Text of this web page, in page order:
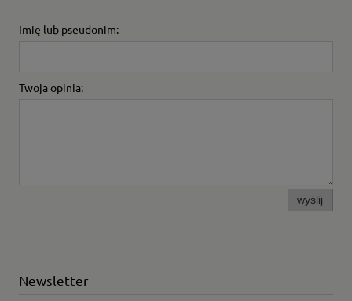
Imię lub pseudonim:
Twoja opinia:
wyślij
Newsletter